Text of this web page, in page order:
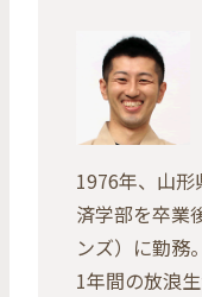
1976年、山
済学部を卒業
ンズ）に勤務
1年間の放浪